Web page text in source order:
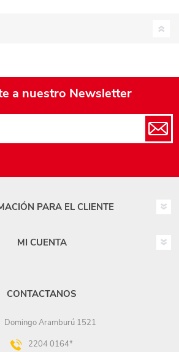
a nuestro Newsletter
PARA EL CLIENTE
MI CUENTA
CONTACTANOS
Domingo Aramburú 1521
2204 0164*